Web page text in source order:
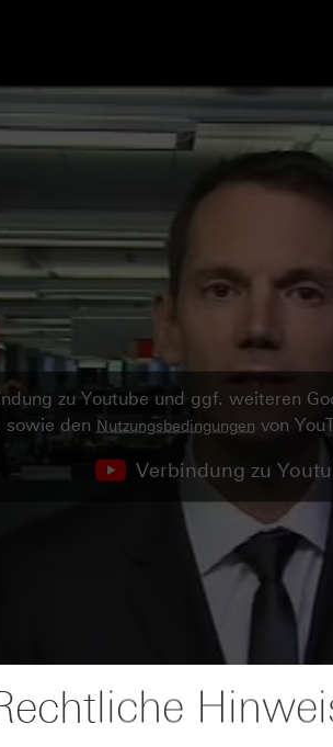
zu Youtube und ggf. weiteren
sowie den Nutzungsbedingungen von
Verbindung zu